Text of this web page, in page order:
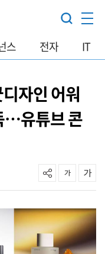
스 전자 IT
자인 어워
…유튜브 콘